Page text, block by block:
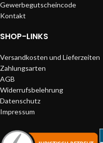
Gewerbegutscheincode
Kontakt
SHOP-LINKS
Versandkosten und Lieferzeiten
Zahlungsarten
AGB
Widerrufsbelehrung
Datenschutz
Impressum